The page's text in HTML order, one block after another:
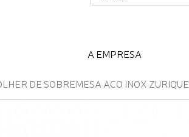
A EMPRESA
DE SOBREMESA ACO INOX ZURIQUE